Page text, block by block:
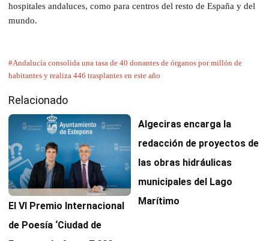
hospitales andaluces, como para centros del resto de España y del
mundo.
#Andalucía consolida una tasa de 40 donantes de órganos por millón de
habitantes y realiza 446 trasplantes en este año
Relacionado
El VI Premio Internacional
de Poesía ‘Ciudad de
Algeciras encarga la
redacción de proyectos de
las obras hidráulicas
municipales del Lago
Marítimo